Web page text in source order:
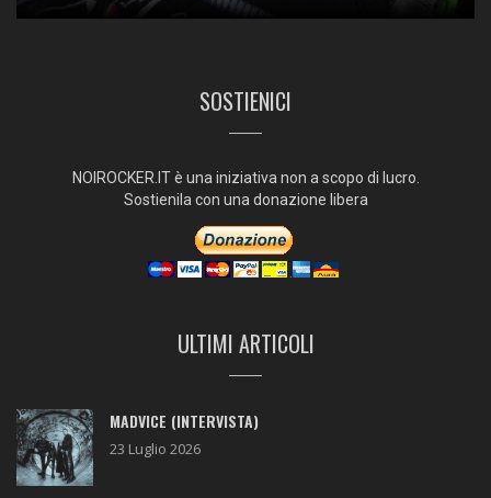
SOSTIENICI
NOIROCKER.IT è una iniziativa non a scopo di lucro.
Sostienila con una donazione libera
ULTIMI ARTICOLI
MADVICE (INTERVISTA)
23 Luglio 2026